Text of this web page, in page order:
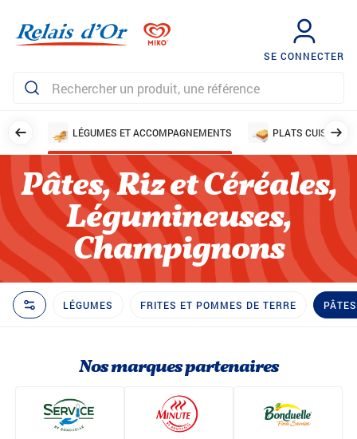
SE CONNECTER
LÉGUMES ET ACCOMPAGNEMENTS PLATS CUISINÉS
Pâtes, Riz et Céréales,
Légumineuses,
Champignons
LÉGUMES FRITES ET POMMES DE TERRE
Nos marques partenaires